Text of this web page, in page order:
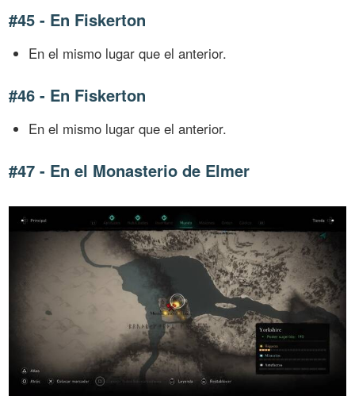
#45 - En Fiskerton
En el mismo lugar que el anterior.
#46 - En Fiskerton
En el mismo lugar que el anterior.
#47 - En el Monasterio de Elmer